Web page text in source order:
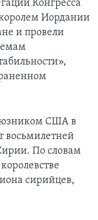
Конгресса
королем Иордании
и провели
США в
восьмилетней
По словам
сирийцев,